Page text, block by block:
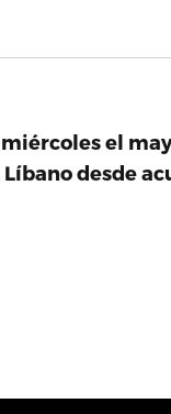
el
desde